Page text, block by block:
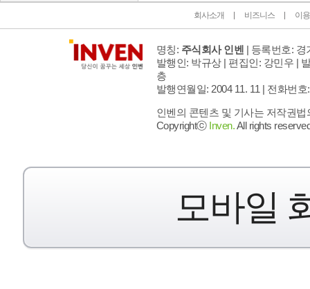
회사소개 비즈니스 이
명칭: 주식회사 인벤 | 등록번호: 경
발행인: 박규상 | 편집인: 강민우 |
층
발행연월일: 2004 11. 11 | 전화번호
인벤의 콘텐츠 및 기사는 저작권
Copyrightⓒ Inven.All rights
모바일